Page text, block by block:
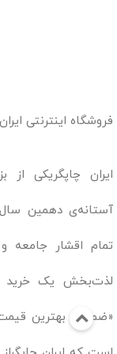
فروشگاه اینترنتی
ایران چاپگریکی از
آستانه‌ی دهمین سال
تمام اقشار جامعه
لذت‌بخش یک خرید
«ضمانت بهترین